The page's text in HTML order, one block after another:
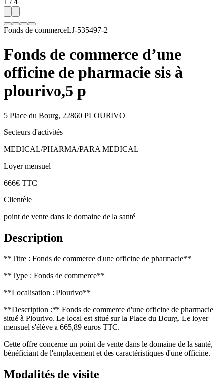
1 /4
Fonds de commerceLJ-535497-2
Fonds de commerce d’une
officine de pharmacie sis à
plourivo,5 p
5 Place du Bourg, 22860 PLOURIVO
Secteurs d'activités
MEDICAL/PHARMA/PARA MEDICAL
Loyer mensuel
666€ TTC
Clientèle
point de vente dans le domaine de la santé
Description
**Titre : Fonds de commerce d'une officine de pharmacie**
**Type : Fonds de commerce**
**Localisation : Plourivo**
**Description :** Fonds de commerce d'une officine de pharmacie
situé à Plourivo. Le local est situé sur la Place du Bourg. Le loyer
mensuel s'élève à 665,89 euros TTC.
Cette offre concerne un point de vente dans le domaine de la santé,
bénéficiant de l'emplacement et des caractéristiques d'une officine.
Modalités de visite